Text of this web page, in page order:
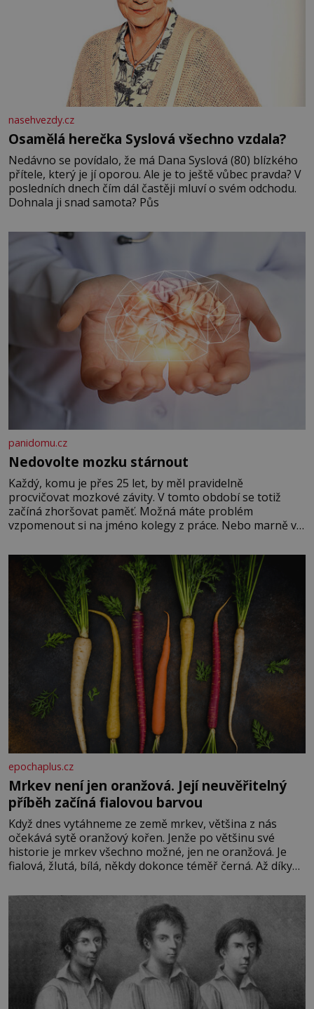
nasehvezdy.cz
Osamělá herečka Syslová všechno vzdala?
Nedávno se povídalo, že má Dana Syslová (80) blízkého
přítele, který je jí oporou. Ale je to ještě vůbec pravda? V
posledních dnech čím dál častěji mluví o svém odchodu.
Dohnala ji snad samota? Půs
panidomu.cz
Nedovolte mozku stárnout
Každý, komu je přes 25 let, by měl pravidelně
procvičovat mozkové závity. V tomto období se totiž
začíná zhoršovat paměť. Možná máte problém
vzpomenout si na jméno kolegy z práce. Nebo marně v
Je to opravdu tak, s věkem jako kdyby se paměť
rozhodla stávkovat. Cvičte
epochaplus.cz
Mrkev není jen oranžová. Její neuvěřitelný
příběh začíná fialovou barvou
Když dnes vytáhneme ze země mrkev, většina z nás
očekává sytě oranžový kořen. Jenže po většinu své
historie je mrkev všechno možné, jen ne oranžová. Je
fialová, žlutá, bílá, někdy dokonce téměř černá. Až díky
bez které si českou zahradu ani nedokážeme představit.